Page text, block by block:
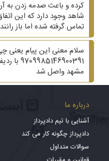
کرده و باعث صدمه زدن به
تماس گرفته شده اما باز
سلام معنی این پیام یعنی
مشهد واصل شد
درباره ما
آشنایی با تیم دادپرداز
دادپرداز چگونه کار می کند
سوالات متداول